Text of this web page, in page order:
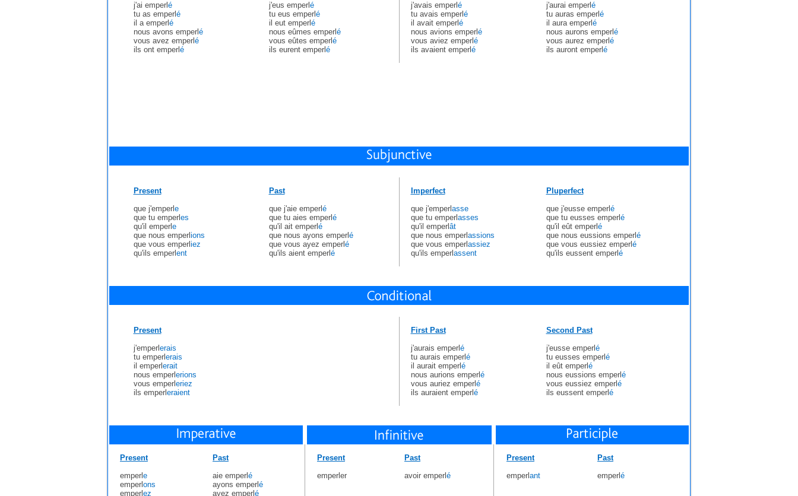
j'ai emperl é
tu as emperl é
il a emperl é
nous avons emperl é
vous avez emperl é
ils ont emperl é
j'eus emperl é
tu eus emperl é
il eut emperl é
nous eûmes emperl é
vous eûtes emperl é
ils eurent emperl é
j'avais emperl é
tu avais emperl é
il avait emperl é
nous avions emperl é
vous aviez emperl é
ils avaient emperl é
j'aurai emperl é
tu auras emperl é
il aura emperl é
nous aurons emperl é
vous aurez emperl é
ils auront emperl é
Present
que j'emperl e
que tu emperl es
qu'il emperl e
que nous emperl ions
que vous emperl iez
qu'ils emperl ent
Past
que j'aie emperl é
que tu aies emperl é
qu'il ait emperl é
que nous ayons emperl é
que vous ayez emperl é
qu'ils aient emperl é
Imperfect
que j'emperl asse
que tu emperl asses
qu'il emperl ât
que nous emperl assions
que vous emperl assiez
qu'ils emperl assent
Pluperfect
que j'eusse emperl é
que tu eusses emperl é
qu'il eût emperl é
que nous eussions emperl é
que vous eussiez emperl é
qu'ils eussent emperl é
Present
j'emperl erais
tu emperl erais
il emperl erait
nous emperl erions
vous emperl eriez
ils emperl eraient
First Past
j'aurais emperl é
tu aurais emperl é
il aurait emperl é
nous aurions emperl é
vous auriez emperl é
ils auraient emperl é
Second Past
j'eusse emperl é
tu eusses emperl é
il eût emperl é
nous eussions emperl é
vous eussiez emperl é
ils eussent emperl é
Present
emperl e
emperl ons
emperl ez
Past
aie emperl é
ayons emperl é
ayez emperl é
Present
emperler
Past
avoir emperl é
Present
emperl ant
Past
emperl é